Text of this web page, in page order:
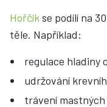
Hořčíkse podílí na
těle. Například:
regulace hladiny
udržování
trávení mastných